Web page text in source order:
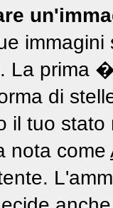
La prima
di
il tuo
nota come